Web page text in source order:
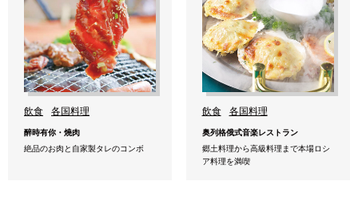
飲食 各国料理
醉時有你・燒肉
絶品のお肉と自家製タレのコンボ
飲食 各国料理
奥列格俄式音楽レストラン
郷土料理から高級料理まで本場ロシ
ア料理を満喫